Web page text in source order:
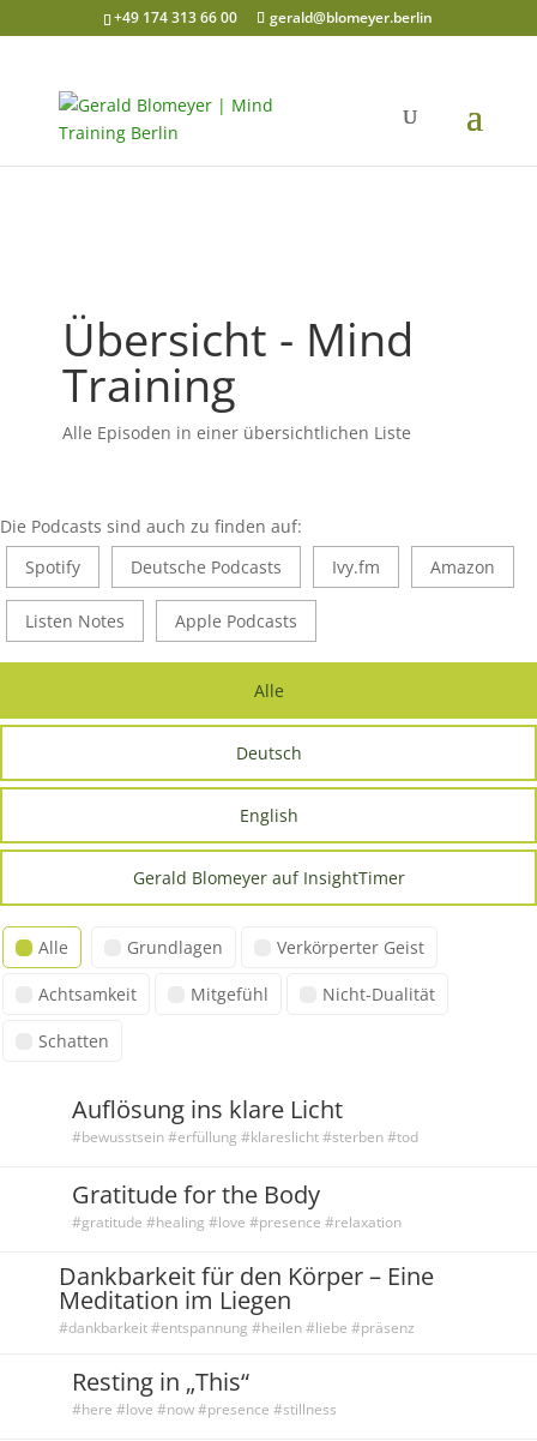
+49 174 313 66 00 gerald@blomeyer.berlin
Übersicht - Mind
Training
Alle Episoden in einer übersichtlichen Liste
Die Podcasts sind auch zu finden auf:
Spotify
Deutsche Podcasts Ivy.fm Amazon
Listen Notes Apple Podcasts
Alle
Deutsch
English
Gerald Blomeyer auf InsightTimer
Alle Grundlagen Verkörperter Geist
Achtsamkeit Mitgefühl Nicht-Dualität
Schatten
Auflösung ins klare Licht
#bewusstsein #erfüllung #klareslicht #sterben #tod
Gratitude for the Body
#gratitude #healing #love #presence #relaxation
Dankbarkeit für den Körper – Eine
Meditation im Liegen
#dankbarkeit #entspannung #heilen #liebe #präsenz
Resting in „This“
#here #love #now #presence #stillness